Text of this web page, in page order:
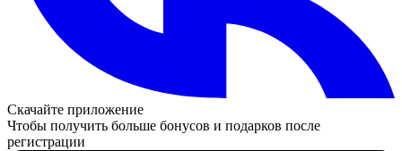
Скачайте приложение
Чтобы получить больше бонусов и подарков после
регистрации